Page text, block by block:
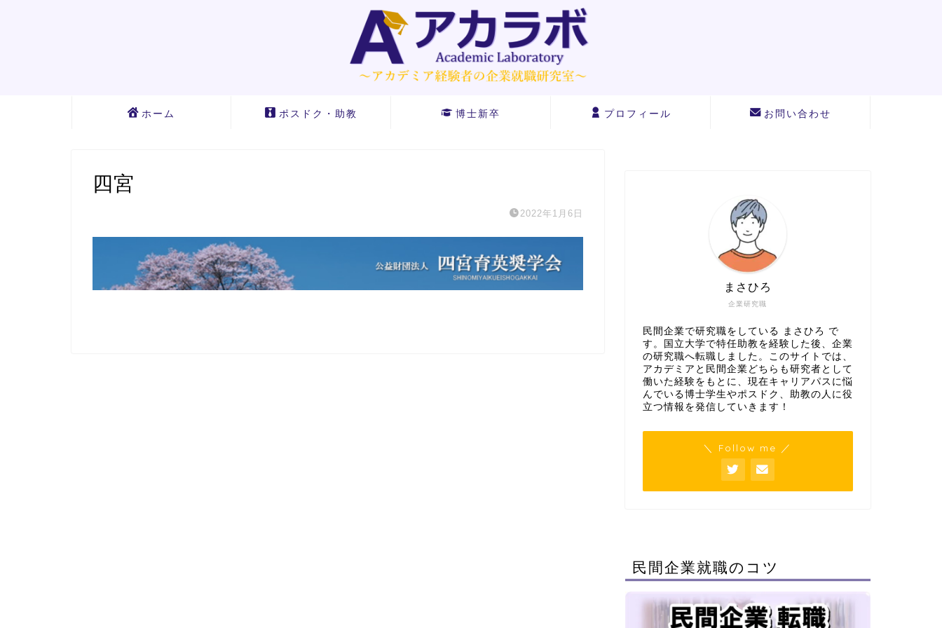
ホーム ポスドク・助教 博士新卒 プロフィール お問い合わせ
四宮
2022年1月6日
企業研究職
まさひろ
民間企業で研究職をしている まさひろ で
す。国立大学で特任助教を経験した後、企業
の研究職へ転職しました。このサイトでは、
アカデミアと民間企業どちらも研究者として
働いた経験をもとに、現在キャリアパスに悩
んでいる博士学生やポスドク、助教の人に役
立つ情報を発信していきます！
＼ Follow me ／
民間企業就職のコツ